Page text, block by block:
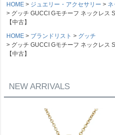
HOME
ジュエリー・アクセサリー
ネ
グッチ GUCCI Gモチーフ ネックレス
【中古】
HOME
ブランドリスト
グッチ
グッチ GUCCI Gモチーフ ネックレス
【中古】
NEW ARRIVALS